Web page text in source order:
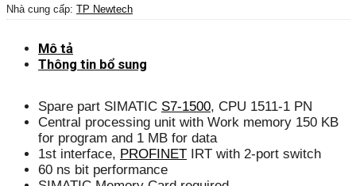
Nhà cung cấp: TP Newtech
Mô tả
Thông tin bổ sung
Spare part SIMATIC S7-1500, CPU 1511-1 PN
Central processing unit with Work memory 150 KB
for program and 1 MB for data
1st interface, PROFINET IRT with 2-port switch
60 ns bit performance